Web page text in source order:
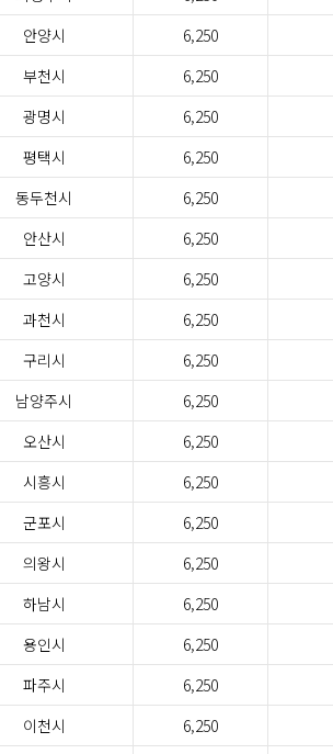
안양시 6,250
부천시 6,250
광명시 6,250
평택시 6,250
동두천시 6,250
안산시 6,250
고양시 6,250
과천시 6,250
구리시 6,250
남양주시 6,250
오산시 6,250
시흥시 6,250
군포시 6,250
의왕시 6,250
하남시 6,250
용인시 6,250
파주시 6,250
이천시 6,250